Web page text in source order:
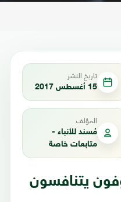
تاريخ النشر
15 أغسطس 2017
المؤلف
مُسند للأنباء -
متابعات خاصة
يتنافسون